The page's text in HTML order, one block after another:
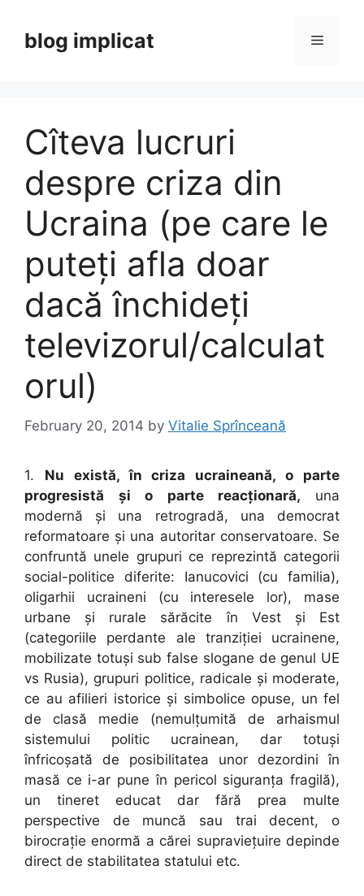
contentblog implicat Menu
Cîteva lucruri
despre criza din
Ucraina (pe care le
puteți afla doar
dacă închideți
televizorul/calculat
orul)
February 20, 2014 by Vitalie Sprînceană
1. Nu există, în criza ucraineană, o parte
progresistă și o parte reacționară, una
modernă și una retrogradă, una democrat
reformatoare și una autoritar conservatoare. Se
confruntă unele grupuri ce reprezintă categorii
social-politice diferite: Ianucovici (cu familia),
oligarhii ucraineni (cu interesele lor), mase
urbane și rurale sărăcite în Vest și Est
(categoriile perdante ale tranziției ucrainene,
mobilizate totuși sub false slogane de genul UE
vs Rusia), grupuri politice, radicale și moderate,
ce au afilieri istorice și simbolice opuse, un fel
de clasă medie (nemulțumită de arhaismul
sistemului politic ucrainean, dar totuși
înfricoșată de posibilitatea unor dezordini în
masă ce i-ar pune în pericol siguranța fragilă),
un tineret educat dar fără prea multe
perspective de muncă sau trai decent, o
birocrație enormă a cărei supraviețuire depinde
direct de stabilitatea statului etc.